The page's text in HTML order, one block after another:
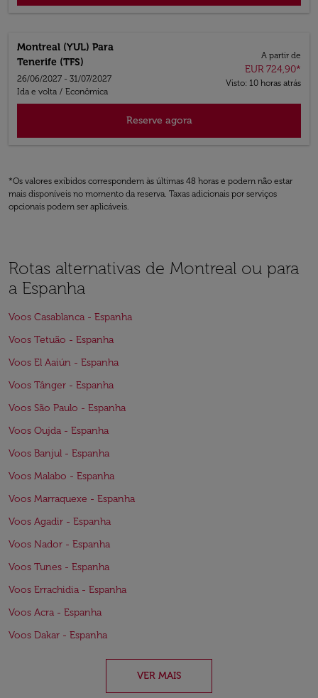
Montreal (YUL) Para
Tenerife (TFS)
26/06/2027 - 31/07/2027
Ida e volta / Econômica
A partir de
EUR 724,90*
Visto: 10 horas atrás
Reserve agora
*Os valores exibidos correspondem às últimas 48 horas e podem não estar
mais disponíveis no momento da reserva. Taxas adicionais por serviços
opcionais podem ser aplicáveis.
Rotas alternativas de Montreal ou para
a Espanha
Voos Casablanca - Espanha
Voos Tetuão - Espanha
Voos El Aaiún - Espanha
Voos Tânger - Espanha
Voos São Paulo - Espanha
Voos Oujda - Espanha
Voos Banjul - Espanha
Voos Malabo - Espanha
Voos Marraquexe - Espanha
Voos Agadir - Espanha
Voos Nador - Espanha
Voos Tunes - Espanha
Voos Errachidia - Espanha
Voos Acra - Espanha
Voos Dakar - Espanha
VER MAIS